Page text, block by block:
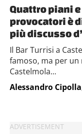
Quattro piani
provocatori è
più discusso
Il Bar Turrisi a
famoso, ma per
Castelmola...
Alessandro Cipolla